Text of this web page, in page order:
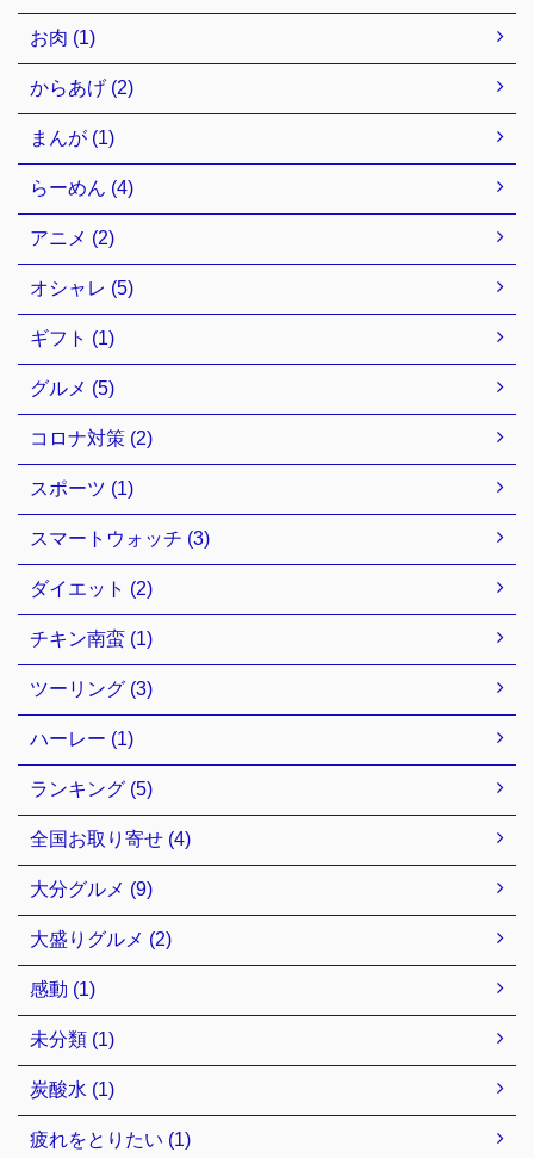
お肉 (1)
からあげ (2)
まんが (1)
らーめん (4)
アニメ (2)
オシャレ (5)
ギフト (1)
グルメ (5)
コロナ対策 (2)
スポーツ (1)
スマートウォッチ (3)
ダイエット (2)
チキン南蛮 (1)
ツーリング (3)
ハーレー (1)
ランキング (5)
全国お取り寄せ (4)
大分グルメ (9)
大盛りグルメ (2)
感動 (1)
未分類 (1)
炭酸水 (1)
疲れをとりたい (1)